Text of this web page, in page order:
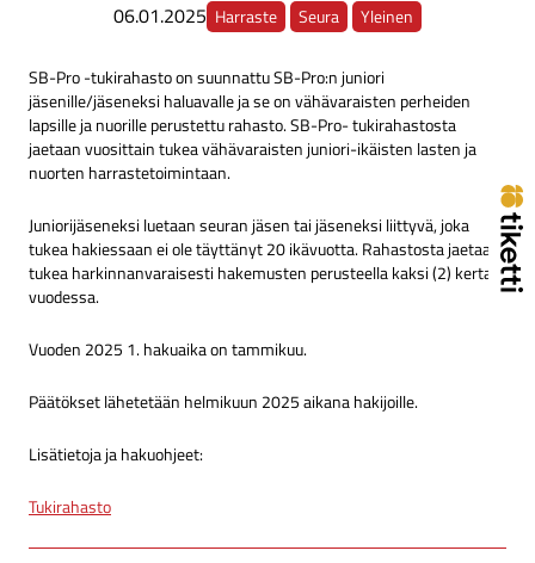
06.01.2025 Harraste Seura Yleinen
SB-Pro -tukirahasto on suunnattu SB-Pro:n juniori
jäsenille/jäseneksi haluavalle ja se on vähävaraisten perheiden
lapsille ja nuorille perustettu rahasto. SB-Pro- tukirahastosta
jaetaan vuosittain tukea vähävaraisten juniori-ikäisten lasten ja
nuorten harrastetoimintaan.
Juniorijäseneksi luetaan seuran jäsen tai jäseneksi liittyvä, joka
tukea hakiessaan ei ole täyttänyt 20 ikävuotta. Rahastosta jaetaan
tukea harkinnanvaraisesti hakemusten perusteella kaksi (2) kertaa
vuodessa.
Vuoden 2025 1. hakuaika on tammikuu.
Päätökset lähetetään helmikuun 2025 aikana hakijoille.
Lisätietoja ja hakuohjeet:
Tukirahasto